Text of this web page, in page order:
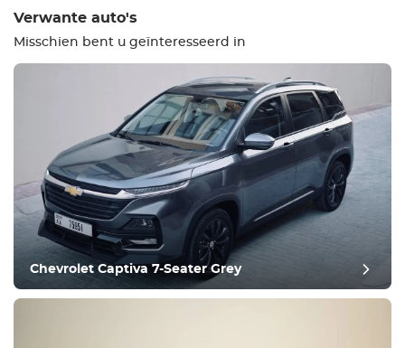
Uitrusting
Comfortabel
Klimaatbeheersing
Aandrijving
Voorwaarde
Verwante auto's
Misschien bent u geïnteresseerd in
Chevrolet Captiva 7-Seater Grey